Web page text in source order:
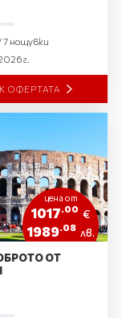
8 дни / 7 нощувки
г.
ОФЕРТАТА
цена от
1017.00 €
1989.08 лв.
ОТ